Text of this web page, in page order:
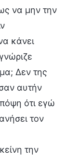
να μην την
κάνει
Δεν της
αυτήν
ότι εγώ
τον
την